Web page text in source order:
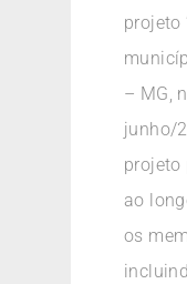
projeto
– MG,
junho/
projeto
ao
os